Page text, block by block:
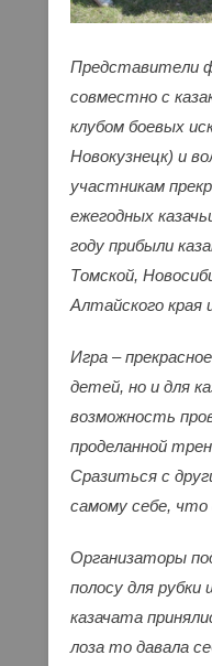
Представители
совместно с
клубом боевых
Новокузнецк) и
участникам
ежегодных
году прибыли
Томской,
Алтайского края
Игра –
детей, но и для
возможность
проделанной
Сразиться с
самому себе, что
Организаторы
полосу для рубки
казачата
лоза то давала